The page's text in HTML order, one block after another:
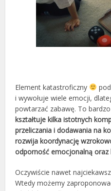
Element katastroficzny
i wywołuje wiele emocji,
powtarzać zabawę. To
kształtuje kilka istotnych
przeliczania i dodawania na
rozwija koordynację
odporność emocjonalną oraz
Oczywiście nawet
Wtedy możemy